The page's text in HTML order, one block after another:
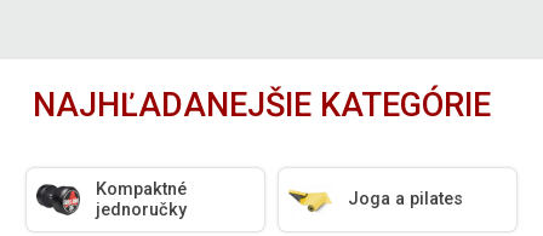
NAJHĽADANEJŠIE KATEGÓRIE
Kompaktné
jednoručky
Joga a pilates